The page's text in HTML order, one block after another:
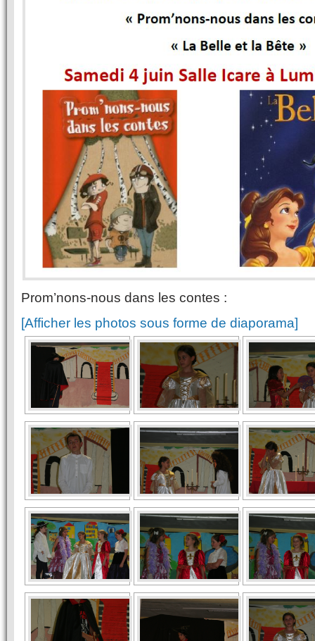
Prom’nons-nous dans les contes :
[Afficher les photos sous forme de diaporama]